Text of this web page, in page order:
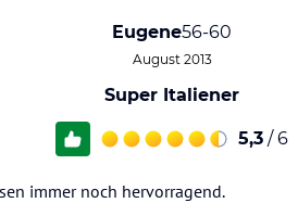
Eugene56-60
August 2013
Super Italiener
5,3 / 6
immer noch hervorragend.